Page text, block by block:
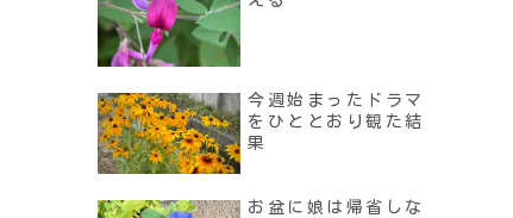
今週始まったドラマ
をひととおり観た結
果
お盆に娘は帰省しな